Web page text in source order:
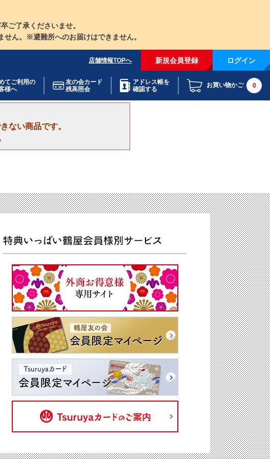
ご了承くださいませ。
ん。※避難所へのお届けはできません。
店舗情報TOPへ 新規会員登録 ログイン
てご利用の
様へ
友の会カード
残高照会
アドレス帳を
確認する
お買い物かご 0
ない商品です。